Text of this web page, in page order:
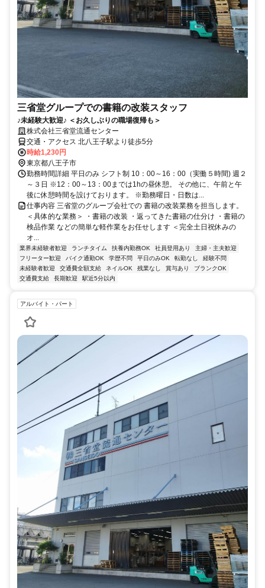
三省堂グループでの書籍の改装スタッフ
♪未経験大歓迎♪ ＜お久しぶりの職場復帰も＞
株式会社三省堂流通センター
交通・アクセス 北八王子駅より徒歩5分
時給1,230円
東京都八王子市
勤務時間詳細 平日のみ シフト制 10：00～16：00（実働５時間) 週２
～３日 ※12：00～13：00までは1hの昼休憩。 その他に、午前と午
後に休憩時間を設けております。 ※勤務曜日・日数は...
仕事内容 三省堂のグループ会社での 書籍の改装業務を担当します。
＜具体的な業務＞ ・書籍の改装 ・返ってきた書籍の仕分け ・書籍の
検品作業 などの簡単な軽作業をお任せします ＜完全土日祝休みの
オ...
業界未経験者歓迎 ランチタイム 扶養内勤務OK 社員登用あり
主婦・主夫歓迎
フリーター歓迎
バイク通勤OK 学歴不問 平日のみOK 転勤なし
経験不問
未経験者歓迎
交通費全額支給 ネイルOK 残業なし 賞与あり
ブランクOK
交通費支給
長期歓迎 駅近5分以内
アルバイト・パート